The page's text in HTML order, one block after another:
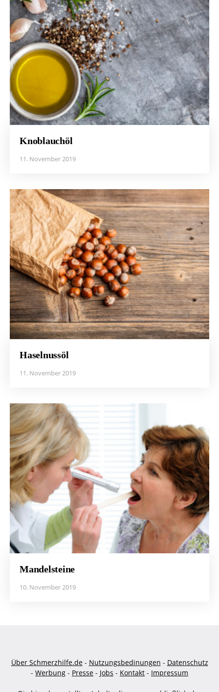
Knoblauchöl
11. November 2019
Haselnussöl
11. November 2019
Mandelsteine
10. November 2019
Über Schmerzhilfe.de- Nutzungsbedinungen - Datenschutz
- Werbung - Presse - Jobs - Kontakt - Impressum